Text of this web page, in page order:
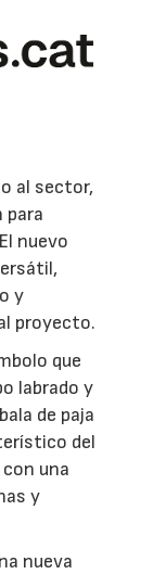
al sector,
para
nuevo
y
proyecto.
que
labrado y
de paja
del
una
y
nueva